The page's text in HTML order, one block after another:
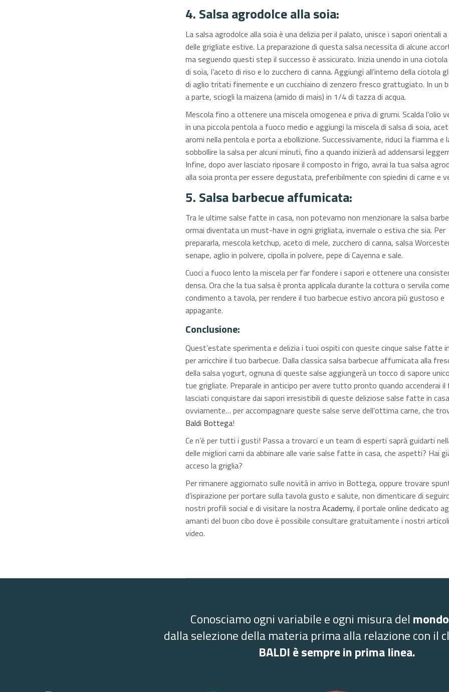
4. Salsa agrodolce alla soia:
La salsa agrodolce alla soia è una delizia per il palato, unisce i sapori orientali a
delle grigliate estive. La preparazione di questa salsa necessita di alcune
ma seguendo questi step il successo è assicurato. Inizia unendo in una
di soia, l’aceto di riso e lo zucchero di canna. Aggiungi all’interno della ciotola
di aglio tritati finemente e un cucchiaino di zenzero fresco grattugiato. In un
a parte, sciogli la maizena (amido di mais) in 1/4 di tazza di acqua.
Mescola fino a ottenere una miscela omogenea e priva di grumi. Scalda l’olio
in una piccola pentola a fuoco medio e aggiungi la miscela di salsa di soia,
aromi nella pentola e porta a ebollizione. Successivamente, riduci la fiamma e
sobbollire la salsa per alcuni minuti, fino a quando inizierà ad addensarsi
Infine, dopo aver lasciato riposare il composto in frigo, avrai la tua salsa
alla soia pronta per essere degustata, preferibilmente con spiedini di carne e
5. Salsa barbecue affumicata:
Tra le ultime salse fatte in casa, non potevamo non menzionare la salsa
ormai diventata un must-have in ogni grigliata, invernale o estiva che sia. Per
prepararla, mescola ketchup, aceto di mele, zucchero di canna, salsa
senape, aglio in polvere, cipolla in polvere, pepe di Cayenna e sale.
Cuoci a fuoco lento la miscela per far fondere i sapori e ottenere una
densa. Ora che la tua salsa è pronta applicala durante la cottura o servila come
condimento a tavola, per rendere il tuo barbecue estivo ancora più gustoso e
appagante.
Conclusione:
Quest’estate sperimenta e delizia i tuoi ospiti con queste cinque salse fatte
per arricchire il tuo barbecue. Dalla classica salsa barbecue affumicata alla
della salsa yogurt, ognuna di queste salse aggiungerà un tocco di sapore
tue grigliate. Preparale in anticipo per avere tutto pronto quando accenderai il
lasciati conquistare dai sapori irresistibili di queste deliziose salse fatte in
ovviamente… per accompagnare queste salse serve dell’ottima carne, che
Baldi Bottega!
Ce n’é per tutti i gusti! Passa a trovarci e un team di esperti saprà guidarti
delle migliori carni da abbinare alle varie salse fatte in casa, che aspetti? Hai
acceso la griglia?
Per rimanere aggiornato sulle novità in arrivo in Bottega, oppure trovare
d’ispirazione per portare sulla tavola gusto e salute, non dimenticare di
nostri profili social e di visitare la nostraAcademy, il portale online dedicato
amanti del buon cibo dove è possibile consultare gratuitamente i nostri
video.
Conosciamo ogni variabile e ogni misura del
dalla selezione della materia prima alla relazione con il
BALDI è sempre in prima linea.